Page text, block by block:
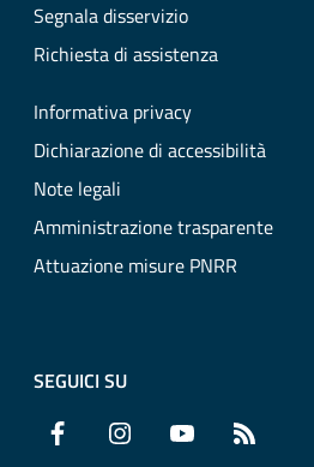
Segnala disservizio
Richiesta di assistenza
Informativa privacy
Dichiarazione di accessibilità
Note legali
Amministrazione trasparente
Attuazione misure PNRR
SEGUICI SU
Facebook Instagram YouTube